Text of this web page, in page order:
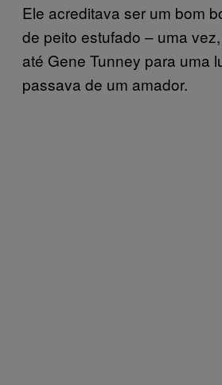
Ele acreditava ser um bom
de peito estufado – uma
até Gene Tunney para uma
passava de um amador.